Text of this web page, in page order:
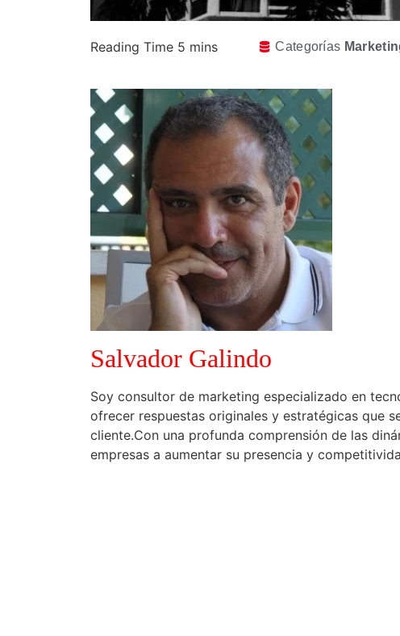
Categorías
Salvador Galindo
Soy consultor de marketing especializado en
ofrecer respuestas originales y estratégicas que
cliente.Con una profunda comprensión de las
empresas a aumentar su presencia y